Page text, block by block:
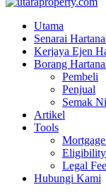
Utama
Senarai
Kerjaya Ejen
Borang
Pembeli
Penjual
Semak
Artikel
Tools
Legal
Hubungi Kami